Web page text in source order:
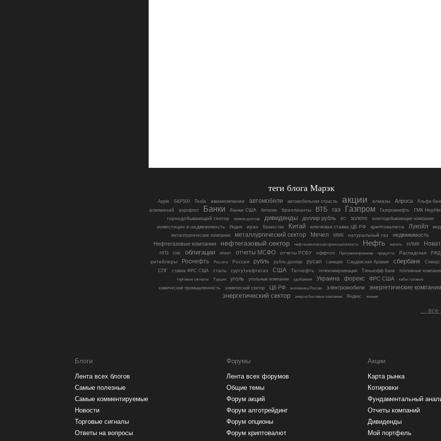
теги блога Марэк
Apple S&P500 Tesla авиакомпании автомобили автомобильная отрасль акции алмазы Алроса Альфа-
алюминий аэрофлот Банки банки США биткоин бриллианты ВТБ газ Газпром Газпромнефть
ГМК
горнодобывающий сектор
гривна-доллар дивиденды доллар рубль ЕС золото золотодобывающие компании
инвестиции в недвижимость Индия иран Казахстан Китай ключевая ставка ЦБ РФ криптовалюта Лукойл
металлургические компании
металлургический сектор Мечел ММК натуральный газ
недвижимость
Нефтегазовые компании
нефтегазовый сектор нефтехимическая промышленность Нефть никель НЛМК
НПЗ ОАК облигации опек+ отчеты МСФО отчеты РСБУ оффтоп Программирование продукты Распадская РЖД
ритейлеры Роснефть Россети Россия рубль рубль-доллар русал санкции Саудовская Аравия сбербанк
СПГ ставка ФРС США сталь сургутнефтегаз США Татнефть телекоммуникации Тинькофф Банк
топливные
торговые сигналы
Турция уголь угольные компании удобрения Украина форекс ФРС США хабы газовые
химическая промышленность химический сектор ЦБ РФ экономика России электромобили энергетические компании
энергетический сектор энергосбытовые компании Яндекс япония
....все
Блоги
Лента всех блогов
Самые полезные
Самые комментируемые
Новости
Торговые сигналы
Ответы на вопросы
Форумы
Лента всех форумов
Общие темы
Форум акций
Форум алготрейдинг
Форум опционы
Форум криптовалют
Акции
Карта рынка
Котировки
Фундаментальный
Отчеты компаний
Дивиденды
Мой портфель